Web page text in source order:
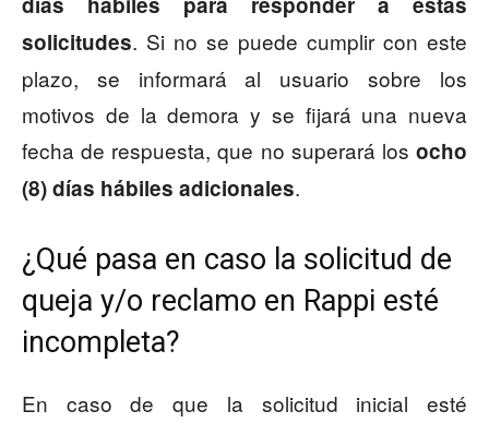
solicitudes. Si no se puede cumplir con este
plazo, se informará al usuario sobre los
motivos de la demora y se fijará una nueva
fecha de respuesta, que no superará los ocho
(8) días hábiles adicionales.
¿Qué pasa en caso la solicitud de
queja y/o reclamo en Rappi esté
incompleta?
En caso de que la solicitud inicial esté